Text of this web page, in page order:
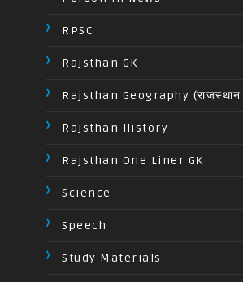
RPSC
Rajsthan GK
Rajsthan Geography (राजस्थान
Rajsthan History
Rajsthan One Liner GK
Science
Speech
Study Materials